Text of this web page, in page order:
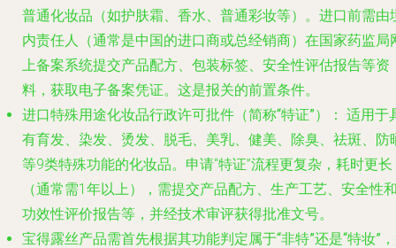
普通化妆品（如护肤霜、香水、普通彩妆等）。进口前需由
内责任人（通常是中国的进口商或总经销商）在国家药监局
上备案系统提交产品配方、包装标签、安全性评估报告等资
料，获取电子备案凭证。这是报关的前置条件。
进口特殊用途化妆品行政许可批件（简称“特证”）： 适用于
有育发、染发、烫发、脱毛、美乳、健美、除臭、祛斑、防
等9类特殊功能的化妆品。申请“特证”流程更复杂，耗时更长
（通常需1年以上），需提交产品配方、生产工艺、安全性
功效性评价报告等，并经技术审评获得批准文号。
宝得露丝产品需首先根据其功能判定属于“非特”还是“特妆”